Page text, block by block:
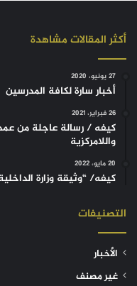
أكثر المقالات مشاهدة
27 يونيو، 2020
أخبار سارة لكافة المدرسين
26 فبراير، 2021
كيفه / رسالة عاجلة من
واللامركزية
20 مايو، 2022
كيفه/ “وثيقة وزارة
التصنيفات
الأخبار
غير مصنف